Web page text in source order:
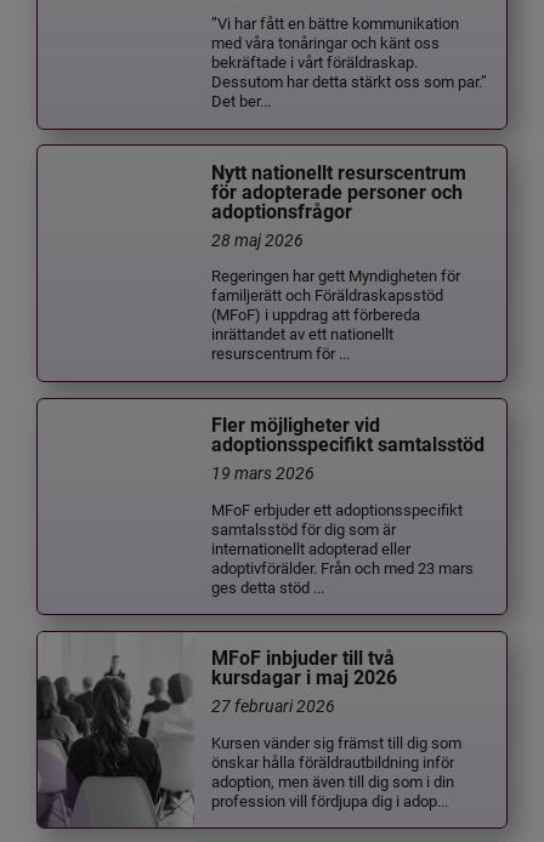
”Vi har fått en bättre kommunikation
med våra tonåringar och känt oss
bekräftade i vårt föräldraskap.
Dessutom har detta stärkt oss som par.”
Det ber...
Nytt nationellt resurscentrum
för adopterade personer och
adoptionsfrågor
28 maj 2026
Regeringen har gett Myndigheten för
familjerätt och Föräldraskapsstöd
(MFoF) i uppdrag att förbereda
inrättandet av ett nationellt
resurscentrum för ...
Fler möjligheter vid
adoptionsspecifikt samtalsstöd
19 mars 2026
MFoF erbjuder ett adoptionsspecifikt
samtalsstöd för dig som är
internationellt adopterad eller
adoptivförälder. Från och med 23 mars
ges detta stöd ...
MFoF inbjuder till två
kursdagar i maj 2026
27 februari 2026
Kursen vänder sig främst till dig som
önskar hålla föräldrautbildning inför
adoption, men även till dig som i din
profession vill fördjupa dig i adop...